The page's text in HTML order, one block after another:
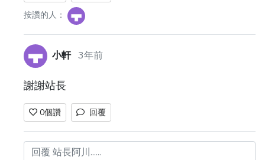
按讚的人：
小軒 3年前
謝謝站長
0個讚 回覆
回覆 站長阿川......